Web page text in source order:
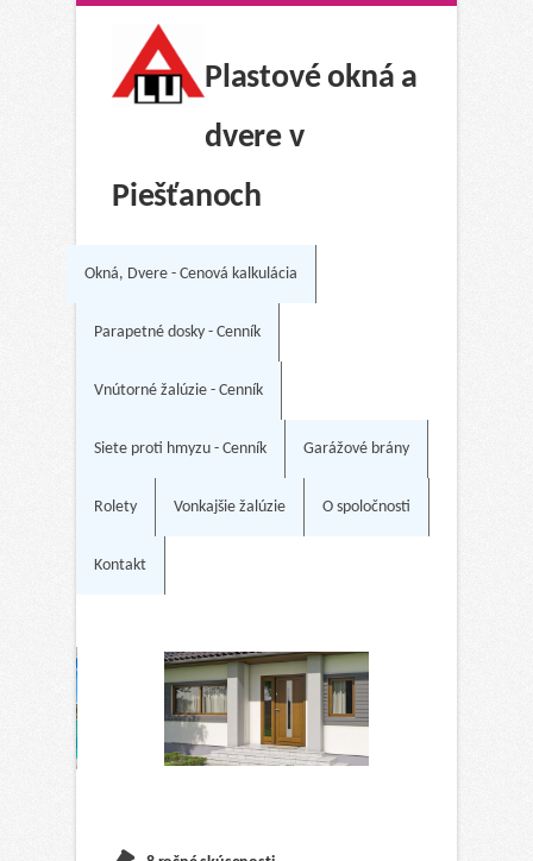
Plastové okná a
dvere v
Piešťanoch
Okná, Dvere - Cenová kalkulácia
Parapetné dosky - Cenník
Vnútorné žalúzie - Cenník
Siete proti hmyzu - Cenník Garážové brány
Rolety Vonkajšie žalúzie O spoločnosti
Kontakt